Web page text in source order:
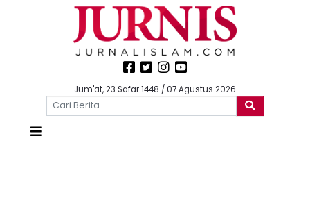
Jum'at, 23 Safar 1448 / 07 Agustus 2026